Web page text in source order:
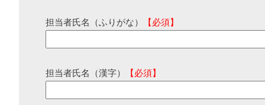
担当者氏名（ふりがな） 【必須】
担当者氏名（漢字） 【必須】